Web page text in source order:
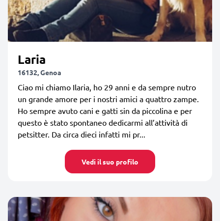
Laria
16132, Genoa
Ciao mi chiamo Ilaria, ho 29 anni e da sempre nutro
un grande amore per i nostri amici a quattro zampe.
Ho sempre avuto cani e gatti sin da piccolina e per
questo è stato spontaneo dedicarmi all’attività di
petsitter. Da circa dieci infatti mi pr...
Vedi il suo profilo